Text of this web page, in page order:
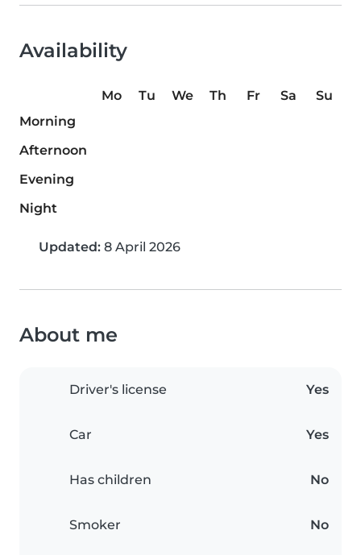
Availability
Mo Tu We Th Fr Sa
Su
Morning
Afternoon
Evening
Night
Updated: 8 April 2026
About me
Driver's license Yes
Car Yes
Has children No
Smoker No